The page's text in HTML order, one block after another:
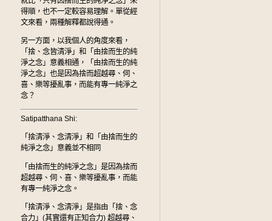
得順，也不一定較容易理解。單從經
文來看，兩種解釋都說得通。
另一方面，以我個人的角度來看，
「捨、念皆清淨」和「由捨而生的純
淨之念」意義相通，「由捨而生的純
淨之念」也是因為捨而超越尋、伺、
喜、樂等擾亂事，而能有專一純淨之
念？
Satipatthana Shi:
「捨清淨、念清淨」和「由捨而生的
純淨之念」意義並不相同
「由捨而生的純淨之念」是因為捨而
超越尋、伺、喜、樂等擾亂事，而能
有專一純淨之念。
「捨清淨、念清淨」是指由「捨、念
合力」(其實還有正知合力) 超越尋、